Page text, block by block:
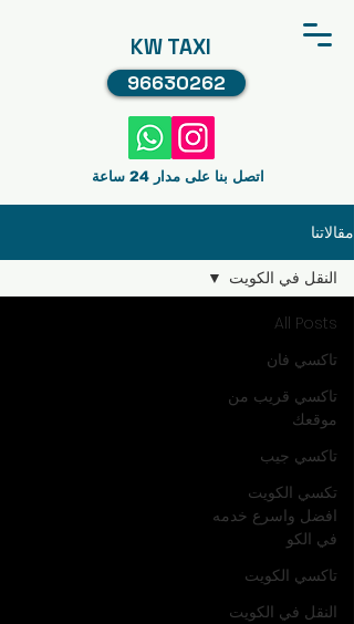
KW TAXI
96630262
اتصل بنا على مدار 24 ساعة
مقالاتنا
All Posts
تاكسي فان
تاكسي قريب من
موقعك
تاكسي جيب
تكسي الكويت
افضل واسرع خدمه
في الكو
تاكسي الكويت
النقل في الكويت
النقل في الكويت